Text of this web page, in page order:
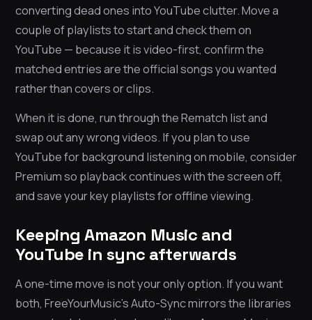
converting dead ones into YouTube clutter. Move a
couple of playlists to start and check them on
YouTube — because it is video-first, confirm the
matched entries are the official songs you wanted
rather than covers or clips.
When it is done, run through the Rematch list and
swap out any wrong videos. If you plan to use
YouTube for background listening on mobile, consider
Premium so playback continues with the screen off,
and save your key playlists for offline viewing.
Keeping Amazon Music and
YouTube in sync afterwards
A one-time move is not your only option. If you want
both, FreeYourMusic’s Auto-Sync mirrors the libraries